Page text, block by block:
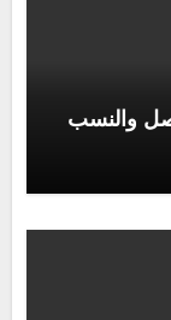
والنسب